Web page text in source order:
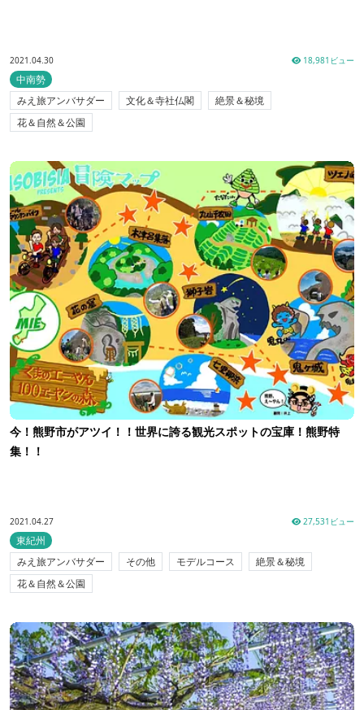
2021.04.30 18,981ビュー
中南勢
みえ旅アンバサダー
文化＆寺社仏閣
絶景＆秘境
花＆自然＆公園
今！熊野市がアツイ！！世界に誇る観光スポットの宝庫！熊野特
集！！
2021.04.27 27,531ビュー
東紀州
みえ旅アンバサダー
その他 モデルコース
絶景＆秘境
花＆自然＆公園